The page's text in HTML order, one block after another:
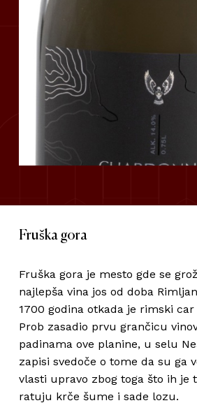
Fruška gora
Fruška gora je mesto gde se
najlepša vina jos od doba
1700 godina otkada je rimski
Prob zasadio prvu grančicu
padinama ove planine, u selu
zapisi svedoče o tome da su ga
vlasti upravo zbog toga što ih je
ratuju krče šume i sade lozu.